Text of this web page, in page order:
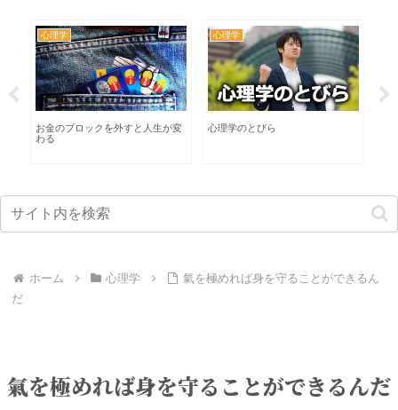
心理学
お金のブロックを外すと人生が変
わる
心理学
心理学のとびら
ホーム 心理学
氣を極めれば身を守ることができるん
だ
氣を極めれば身を守ることができるんだ